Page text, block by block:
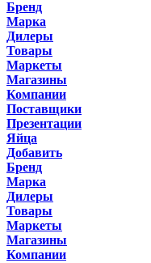
Бренд
Марка
Дилеры
Товары
Маркеты
Магазины
Компании
Поставщики
Презентации
Яйца
Добавить
Бренд
Марка
Дилеры
Товары
Маркеты
Магазины
Компании